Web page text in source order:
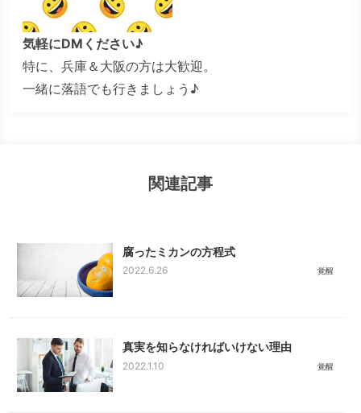
気軽にDMください♪
特に、兵庫＆大阪の方は大歓迎。
一緒に落語でも行きましょう♪
関連記事
腐ったミカンの方程式
2022.6.26 覚醒
真実を知らなければいけない理由
2022.1.10 覚醒